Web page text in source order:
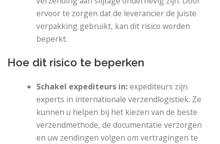
ervoor te zorgen dat de leverancier de juiste
verpakking gebruikt, kan dit risico worden
beperkt.
Hoe dit risico te beperken
Schakel expediteurs in:expediteurs zijn
experts in internationale verzendlogistiek. Ze
kunnen u helpen bij het kiezen van de beste
verzendmethode, de documentatie verzorgen
en uw zendingen volgen om vertragingen te